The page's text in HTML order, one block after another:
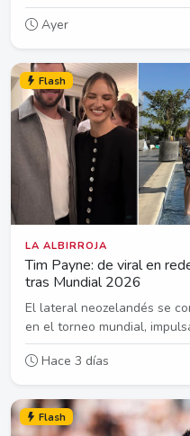
Ayer
Flash
LA ALBIRROJA
Tim Payne: de viral en
tras Mundial 2026
El lateral neozelandés se
en el torneo mundial,
Hace 3 días
Flash